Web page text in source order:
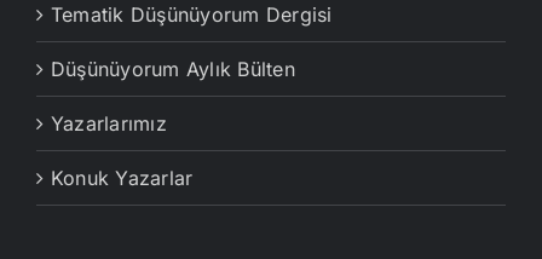
Tematik Düşünüyorum Dergisi
Düşünüyorum Aylık Bülten
Yazarlarımız
Konuk Yazarlar